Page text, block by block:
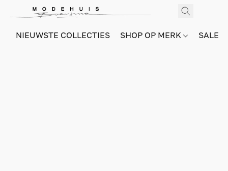
NIEUWSTE COLLECTIES SHOP OP MERK SALE